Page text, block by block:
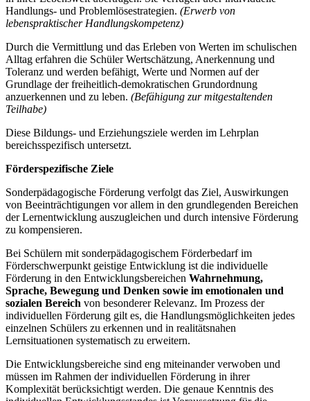
Handlungs- und Problemlösestrategien. (Erwerb von
lebenspraktischer Handlungskompetenz)
Durch die Vermittlung und das Erleben von Werten im schulischen
Alltag erfahren die Schüler Wertschätzung, Anerkennung und
Toleranz und werden befähigt, Werte und Normen auf der
Grundlage der freiheitlich-demokratischen Grundordnung
anzuerkennen und zu leben. (Befähigung zur mitgestaltenden
Teilhabe)
Diese Bildungs- und Erziehungsziele werden im Lehrplan
bereichsspezifisch untersetzt.
Förderspezifische Ziele
Sonderpädagogische Förderung verfolgt das Ziel, Auswirkungen
von Beeinträchtigungen vor allem in den grundlegenden Bereichen
der Lernentwicklung auszugleichen und durch intensive Förderung
zu kompensieren.
Bei Schülern mit sonderpädagogischem Förderbedarf im
Förderschwerpunkt geistige Entwicklung ist die individuelle
Förderung in den Entwicklungsbereichen Wahrnehmung,
Sprache, Bewegung und Denken sowie im emotionalen und
sozialen Bereich von besonderer Relevanz. Im Prozess der
individuellen Förderung gilt es, die Handlungsmöglichkeiten jedes
einzelnen Schülers zu erkennen und in realitätsnahen
Lernsituationen systematisch zu erweitern.
Die Entwicklungsbereiche sind eng miteinander verwoben und
müssen im Rahmen der individuellen Förderung in ihrer
Komplexität berücksichtigt werden. Die genaue Kenntnis des